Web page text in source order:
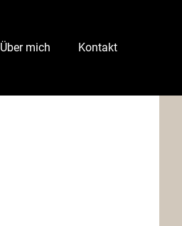
Über mich Kontakt